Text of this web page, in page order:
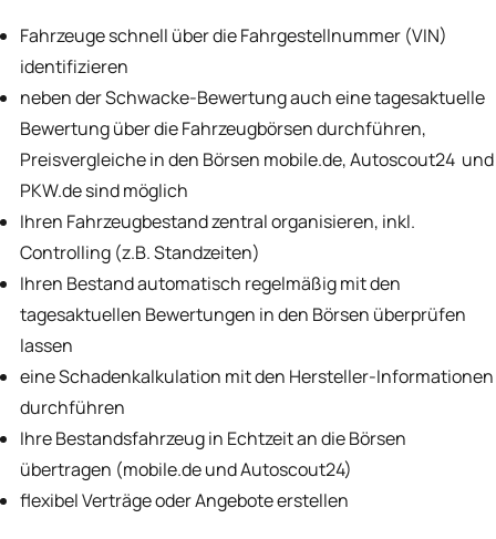
Fahrzeuge schnell über die Fahrgestellnummer (VIN)
identifizieren
neben der Schwacke-Bewertung auch eine tagesaktuelle
Bewertung über die Fahrzeugbörsen durchführen,
Preisvergleiche in den Börsen mobile.de, Autoscout24 und
PKW.de sind möglich
Ihren Fahrzeugbestand zentral organisieren, inkl.
Controlling (z.B. Standzeiten)
Ihren Bestand automatisch regelmäßig mit den
tagesaktuellen Bewertungen in den Börsen überprüfen
lassen
eine Schadenkalkulation mit den Hersteller-Informationen
durchführen
Ihre Bestandsfahrzeug in Echtzeit an die Börsen
übertragen (mobile.de und Autoscout24)
flexibel Verträge oder Angebote erstellen